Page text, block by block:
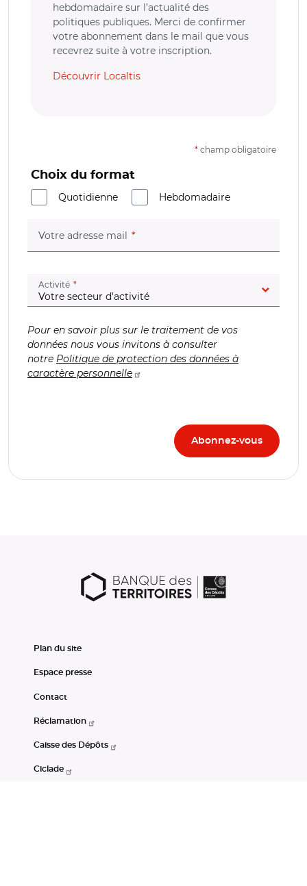
hebdomadaire sur l’actualité des
politiques publiques. Merci de confirmer
votre abonnement dans le mail que vous
recevrez suite à votre inscription.
Découvrir Localtis
* champ obligatoire
Choix du format
Quotidienne
Hebdomadaire
Votre adresse mail (champ obligatoire)
Activité (champ obligatoire)
Pour en savoir plus sur le traitement de vos
données nous vous invitons à consulter
notre Politique de protection des données à
caractère personnelle
Plan du site
Espace presse
Contact
Réclamation
Caisse des Dépôts
Ciclade